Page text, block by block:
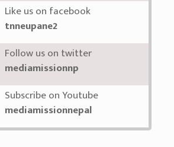
Like us on facebook
tnneupane2
Follow us on twitter
mediamissionnp
Subscribe on Youtube
mediamissionnepal